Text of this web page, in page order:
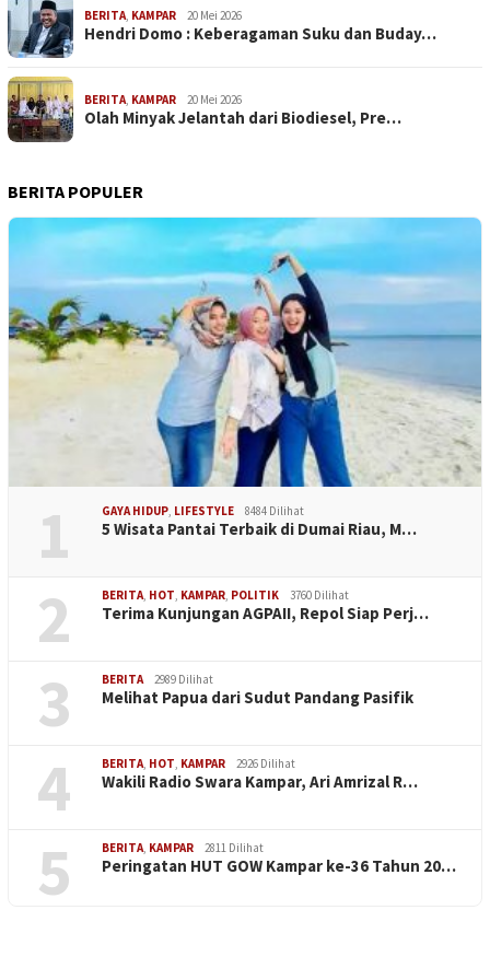
BERITA, KAMPAR 20 Mei 2026
Hendri Domo : Keberagaman Suku dan Buday…
BERITA, KAMPAR 20 Mei 2026
Olah Minyak Jelantah dari Biodiesel, Pre…
BERITA POPULER
1 GAYA HIDUP, LIFESTYLE 8484 Dilihat
5 Wisata Pantai Terbaik di Dumai Riau, M…
2 BERITA, HOT, KAMPAR, POLITIK 3760 Dilihat
Terima Kunjungan AGPAII, Repol Siap Perj…
3 BERITA 2989 Dilihat
Melihat Papua dari Sudut Pandang Pasifik
4 BERITA, HOT, KAMPAR 2926 Dilihat
Wakili Radio Swara Kampar, Ari Amrizal R…
5 BERITA, KAMPAR 2811 Dilihat
Peringatan HUT GOW Kampar ke-36 Tahun 20…